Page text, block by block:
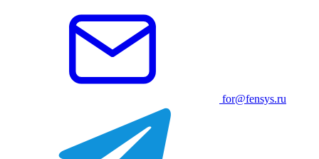
for@fensys.ru